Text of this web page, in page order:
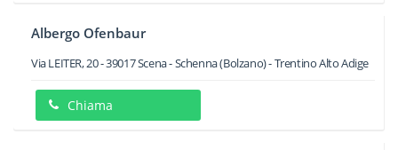
Albergo Ofenbaur
Via LEITER, 20-39017Scena - Schenna(Bolzano) -Trentino Alto Adige
Chiama